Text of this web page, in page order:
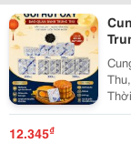
Thu,
12.345₫